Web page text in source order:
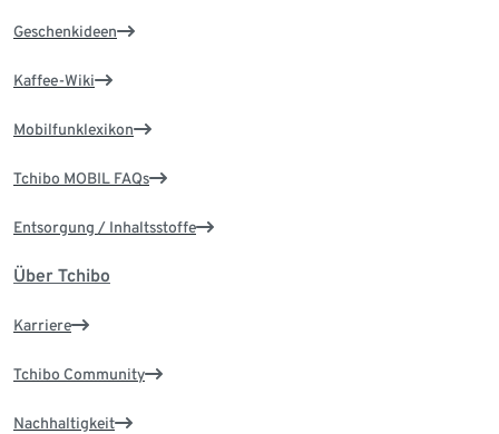
Geschenkideen
Kaffee-Wiki
Mobilfunklexikon
Tchibo MOBIL FAQs
Entsorgung / Inhaltsstoffe
Über Tchibo
Karriere
Tchibo Community
Nachhaltigkeit